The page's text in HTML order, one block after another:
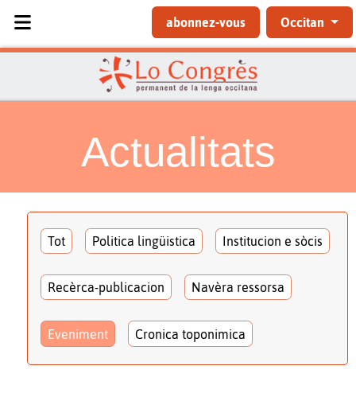
abonnez-vous Occitan
Actualitats
Tot Politica lingüistica Institucion e sòcis
Recèrca-publicacion Navèra ressorsa
Eveniment Cronica toponimica